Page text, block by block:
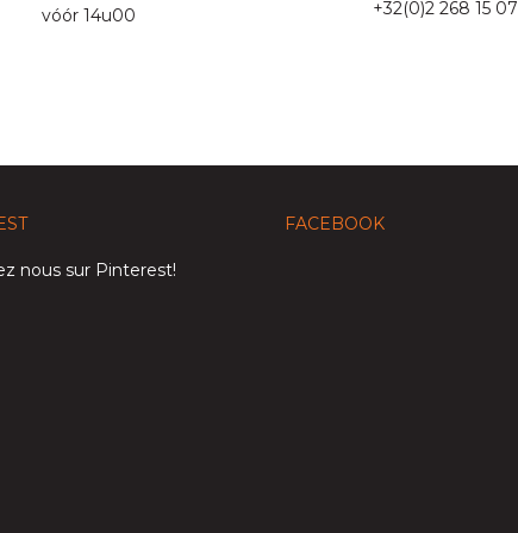
vóór 14u00
+32(0)2 268 15 07
nous sur Pinterest!
FACEBOOK